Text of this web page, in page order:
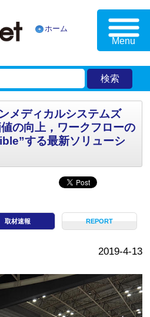
ホーム
Menu
メディカルシステムズ
の向上，ワークフローの
する最新ソリューシ
取材速報 REPORT
2019-4-13